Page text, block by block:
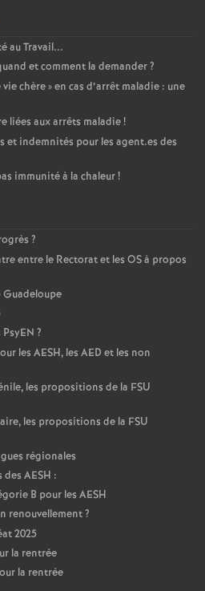
au Travail...
et comment la demander?
chère» en cas d’arrêt maladie : une
liées aux arrêts maladie!
et indemnités pour les agent.es des
immunité à la chaleur!
?
entre le Rectorat et les OS à propos
Guadeloupe
?
les AESH, les AED et les non
les propositions de la FSU
les propositions de la FSU
régionales
AESH :
B pour les AESH
renouvellement?
2025
la rentrée
la rentrée